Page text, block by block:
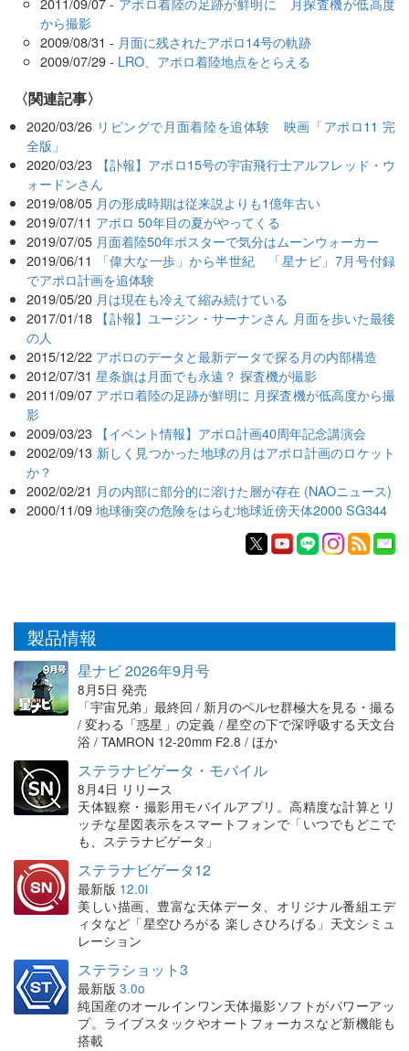
から撮影
2009/08/31 - 月面に残されたアポロ14号の軌跡
2009/07/29 - LRO、アポロ着陸地点をとらえる
関連記事
2020/03/26 リビングで月面着陸を追体験 映画「アポロ11 完
全版」
2020/03/23
【訃報】アポロ15号の宇宙飛行士アルフレッド・ウ
ォードンさん
2019/08/05 月の形成時期は従来説よりも1億年古い
2019/07/11 アポロ 50年目の夏がやってくる
2019/07/05 月面着陸50年ポスターで気分はムーンウォーカー
2019/06/11
「偉大な一歩」から半世紀 「星ナビ」7月号付録
でアポロ計画を追体験
2019/05/20 月は現在も冷えて縮み続けている
2017/01/18 【訃報】ユージン・サーナンさん 月面を歩いた最後
の人
2015/12/22 アポロのデータと最新データで探る月の内部構造
2012/07/31 星条旗は月面でも永遠？ 探査機が撮影
2011/09/07 アポロ着陸の足跡が鮮明に 月探査機が低高度から撮
影
2009/03/23 【イベント情報】アポロ計画40周年記念講演会
2002/09/13 新しく見つかった地球の月はアポロ計画のロケット
か？
2002/02/21 月の内部に部分的に溶けた層が存在 (NAOニュース)
2000/11/09 地球衝突の危険をはらむ地球近傍天体2000 SG344
製品情報
星ナビ 2026年9月号
8月5日 発売
「宇宙兄弟」最終回 / 新月のペルセ群極大を見る・撮る
/ 変わる「惑星」の定義 / 星空の下で深呼吸する天文台
浴 / TAMRON 12-20mm F2.8 / ほか
ステラナビゲータ・モバイル
8月4日 リリース
天体観察・撮影用モバイルアプリ。高精度な計算とリ
ッチな星図表示をスマートフォンで「いつでもどこで
も、ステラナビゲータ」
ステラナビゲータ12
最新版 12.0i
美しい描画、豊富な天体データ、オリジナル番組エデ
ィタなど「星空ひろがる 楽しさひろげる」天文シミュ
レーション
ステラショット3
最新版 3.0o
純国産のオールインワン天体撮影ソフトがパワーアッ
プ。ライブスタックやオートフォーカスなど新機能も
搭載